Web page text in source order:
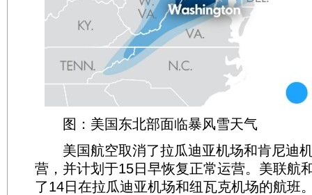
图：美国东北部面临暴风雪天气
美国航空取消了拉瓜迪亚机场和肯尼迪
营，并计划于15日早恢复正常运营。美联航
了14日在拉瓜迪亚机场和纽瓦克机场的航班